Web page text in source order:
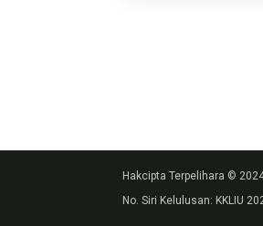
Hakcipta Terpelihara ©
No. Siri Kelulusan: KKLIU